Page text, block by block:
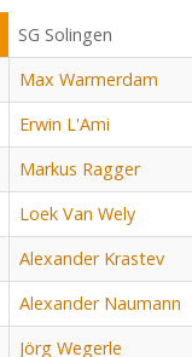
SG Solingen
Max Warmerdam
Erwin L'Ami
Markus Ragger
Loek Van Wely
Alexander Krastev
Alexander Naumann
Jörg Wegerle